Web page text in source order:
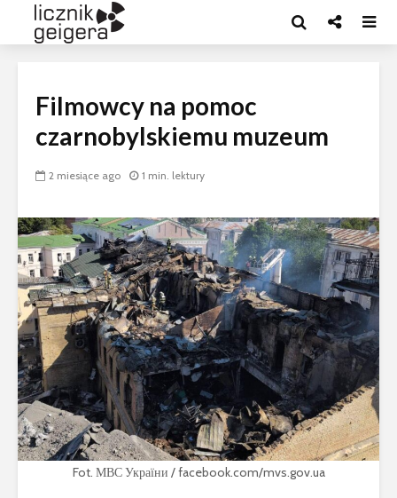
Filmowcy na pomoc
czarnobylskiemu muzeum
2 miesiące ago 1 min. lektury
Fot. МВС України / facebook.com/mvs.gov.ua